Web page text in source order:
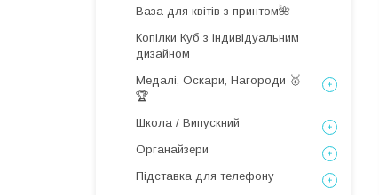
Ваза для квітів з принтом🌺
Копілки Куб з індивідуальним
дизайном
Медалі, Оскари, Нагороди 🥇
🏆
Школа / Випускний
Органайзери
Підставка для телефону